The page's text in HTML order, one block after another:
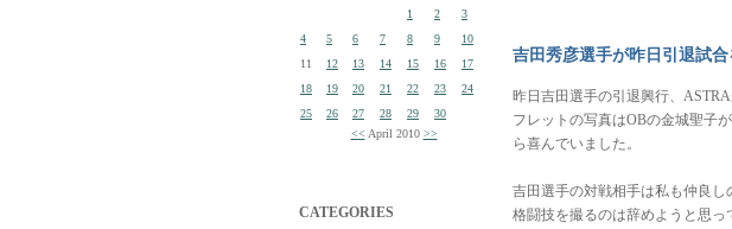
1
2
3
4
5 6 7 8 9
10
11
12 13 14 15 16
17
18
19 20 21 22 23
24
25
26 27 28 29
30
<< April 2010 >>
CATEGORIES
吉田秀彦選手が昨日引退試
昨日吉田選手の引退興行、
フレットの写真はOBの金城聖子
ら喜んでいました。
吉田選手の対戦相手は私も仲良
格闘技を撮るのは辞めようと思